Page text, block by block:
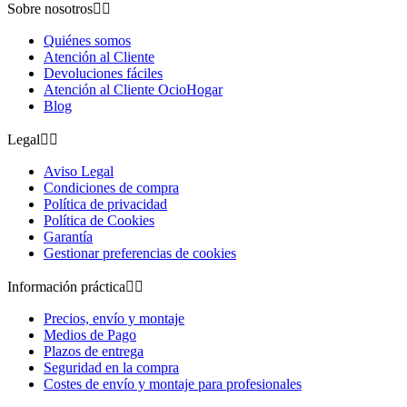
Sobre nosotros 
Quiénes somos
Atención al Cliente
Devoluciones fáciles
Atención al Cliente OcioHogar
Blog
Legal 
Aviso Legal
Condiciones de compra
Política de privacidad
Política de Cookies
Garantía
Gestionar preferencias de cookies
Información práctica 
Precios, envío y montaje
Medios de Pago
Plazos de entrega
Seguridad en la compra
Costes de envío y montaje para profesionales